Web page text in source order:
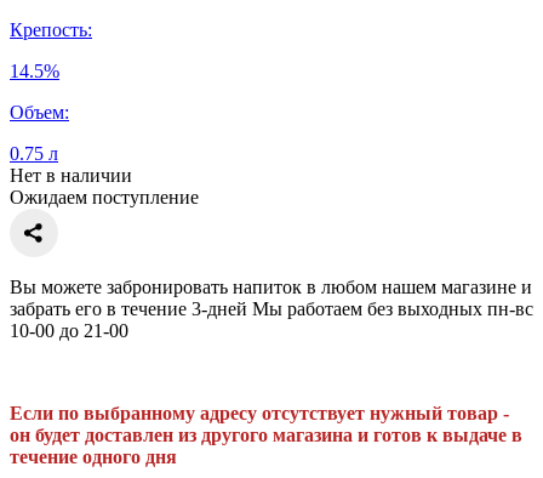
Крепость:
14.5%
Объем:
0.75 л
Нет в наличии
Ожидаем поступление
Вы можете забронировать напиток в любом нашем магазине и
забрать его в течение 3-дней Мы работаем без выходных пн-вс
10-00 до 21-00
Если по выбранному адресу отсутствует нужный товар -
он будет доставлен из другого магазина и готов к выдаче в
течение одного дня